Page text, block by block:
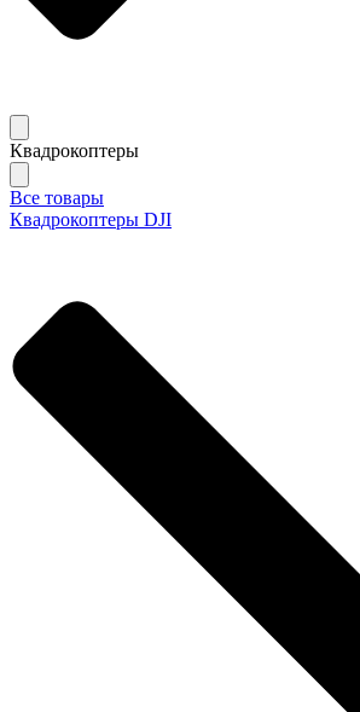
Квадрокоптеры
Все товары
Квадрокоптеры DJI